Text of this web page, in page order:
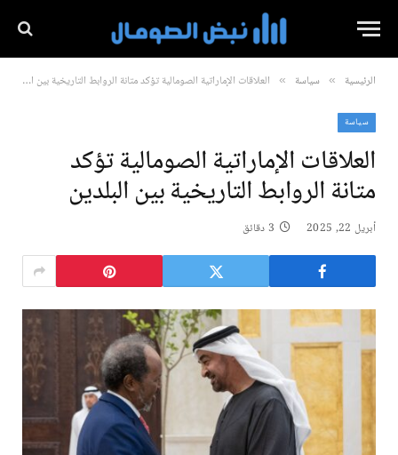
الرئيسية » سياسة » العلاقات الإماراتية الصومالية تؤكد متانة الروابط التاريخية بين البلدين
سياسة
العلاقات الإماراتية الصومالية تؤكد
متانة الروابط التاريخية بين البلدين
أبريل 22, 2025 3 دقائق